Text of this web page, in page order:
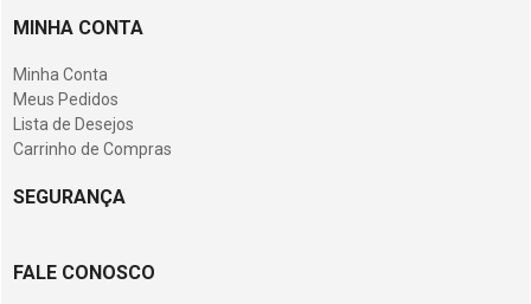
MINHA CONTA
Minha Conta
Meus Pedidos
Lista de Desejos
Carrinho de Compras
SEGURANÇA
FALE CONOSCO